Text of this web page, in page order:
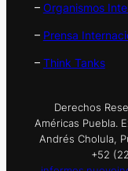
– Organismos
– Prensa
– Think Tanks
Derechos
Américas Puebla.
Andrés Cholula,
+52